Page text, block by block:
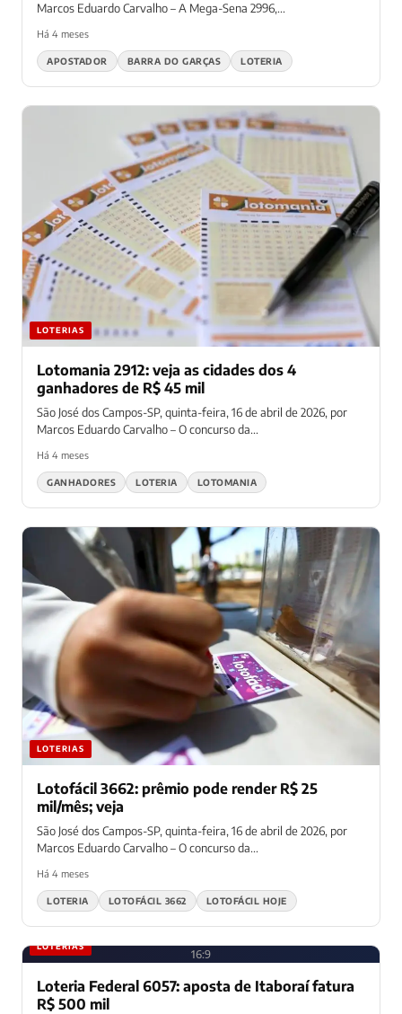
Marcos Eduardo Carvalho – A Mega-Sena 2996,...
Há 4 meses
APOSTADOR BARRA DO GARÇAS LOTERIA
LOTERIAS
Lotomania 2912: veja as cidades dos 4
ganhadores de R$ 45 mil
São José dos Campos-SP, quinta-feira, 16 de abril de 2026, por
Marcos Eduardo Carvalho – O concurso da...
Há 4 meses
GANHADORES LOTERIA LOTOMANIA
LOTERIAS
Lotofácil 3662: prêmio pode render R$ 25
mil/mês; veja
São José dos Campos-SP, quinta-feira, 16 de abril de 2026, por
Marcos Eduardo Carvalho – O concurso da...
Há 4 meses
LOTERIA LOTOFÁCIL 3662 LOTOFÁCIL HOJE
16:9
LOTERIAS
Loteria Federal 6057: aposta de Itaboraí fatura
R$ 500 mil